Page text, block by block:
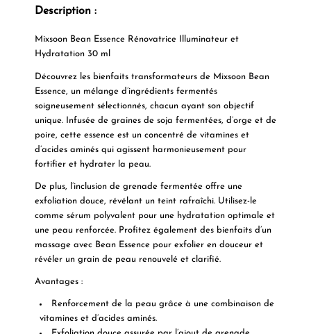
Description :
Mixsoon Bean Essence Rénovatrice Illuminateur et
Hydratation 30 ml
Découvrez les bienfaits transformateurs deMixsoon Bean
Essence, un mélange d’ingrédients fermentés
soigneusement sélectionnés, chacun ayant son objectif
unique. Infusée de graines de soja fermentées, d’orge et de
poire, cette essence est un concentré de vitamines et
d’acides aminésqui agissent harmonieusement pour
fortifier et hydrater la peau.
De plus, l’inclusion de grenade fermentée offre une
exfoliation douce, révélant un teint rafraîchi. Utilisez-le
comme sérum polyvalent pour une hydratation optimale et
une peau renforcée. Profitez également des bienfaits d’un
massage avec Bean Essence pour exfolier en douceur et
révéler un grain de peau renouvelé et clarifié.
Avantages :
Renforcement de la peau grâce à une combinaison de
vitamines et d’acides aminés.